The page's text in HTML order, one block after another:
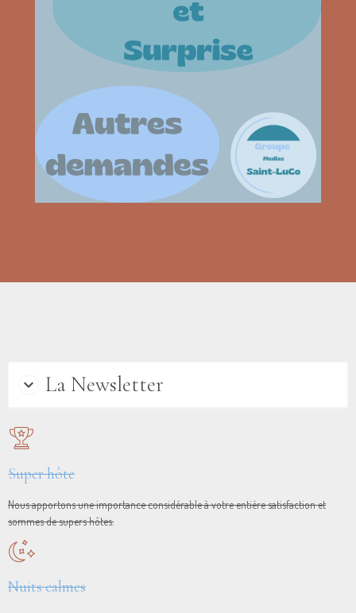
La Newsletter
Super hôte
Nous apportons une importance considérable à votre entière satisfaction et
sommes de supers hôtes.
Nuits calmes